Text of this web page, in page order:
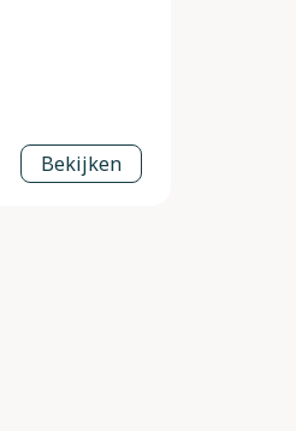
Bekijken